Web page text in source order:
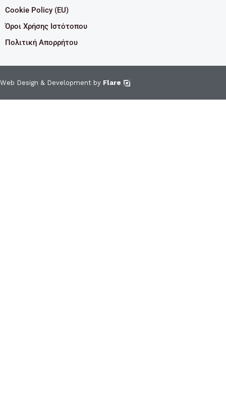
Cookie Policy (EU)
Όροι Χρήσης Ιστότοπου
Πολιτική Απορρήτου
Web Design & Development by Flare